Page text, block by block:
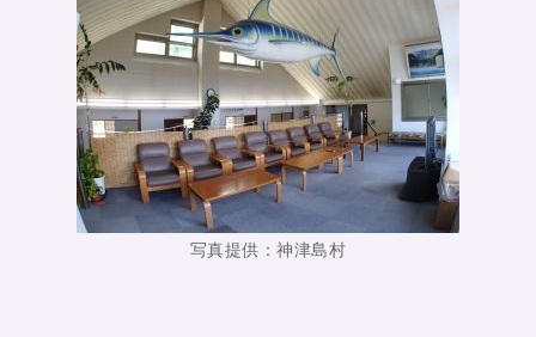
写真提供：神津島村